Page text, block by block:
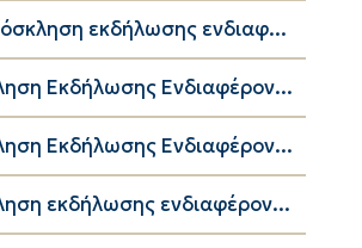
εκδήλωσης ενδιαφ...
Εκδήλωσης Ενδιαφέρον...
Εκδήλωσης Ενδιαφέρον...
εκδήλωσης ενδιαφέρον...